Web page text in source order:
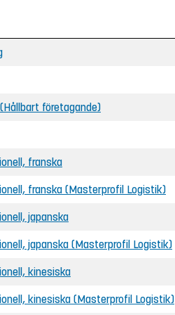
företagande)
franska
franska (Masterprofil Logistik)
japanska
japanska (Masterprofil Logistik)
kinesiska
kinesiska (Masterprofil Logistik)